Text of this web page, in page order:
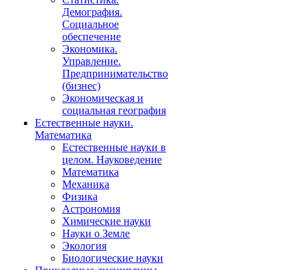
Демография.
Социальное
обеспечение
Экономика.
Управление.
Предпринимательство
(бизнес)
Экономическая и
социальная география
Естественные науки.
Математика
Естественные науки в
целом. Науковедение
Математика
Механика
Физика
Астрономия
Химические науки
Науки о Земле
Экология
Биологические науки